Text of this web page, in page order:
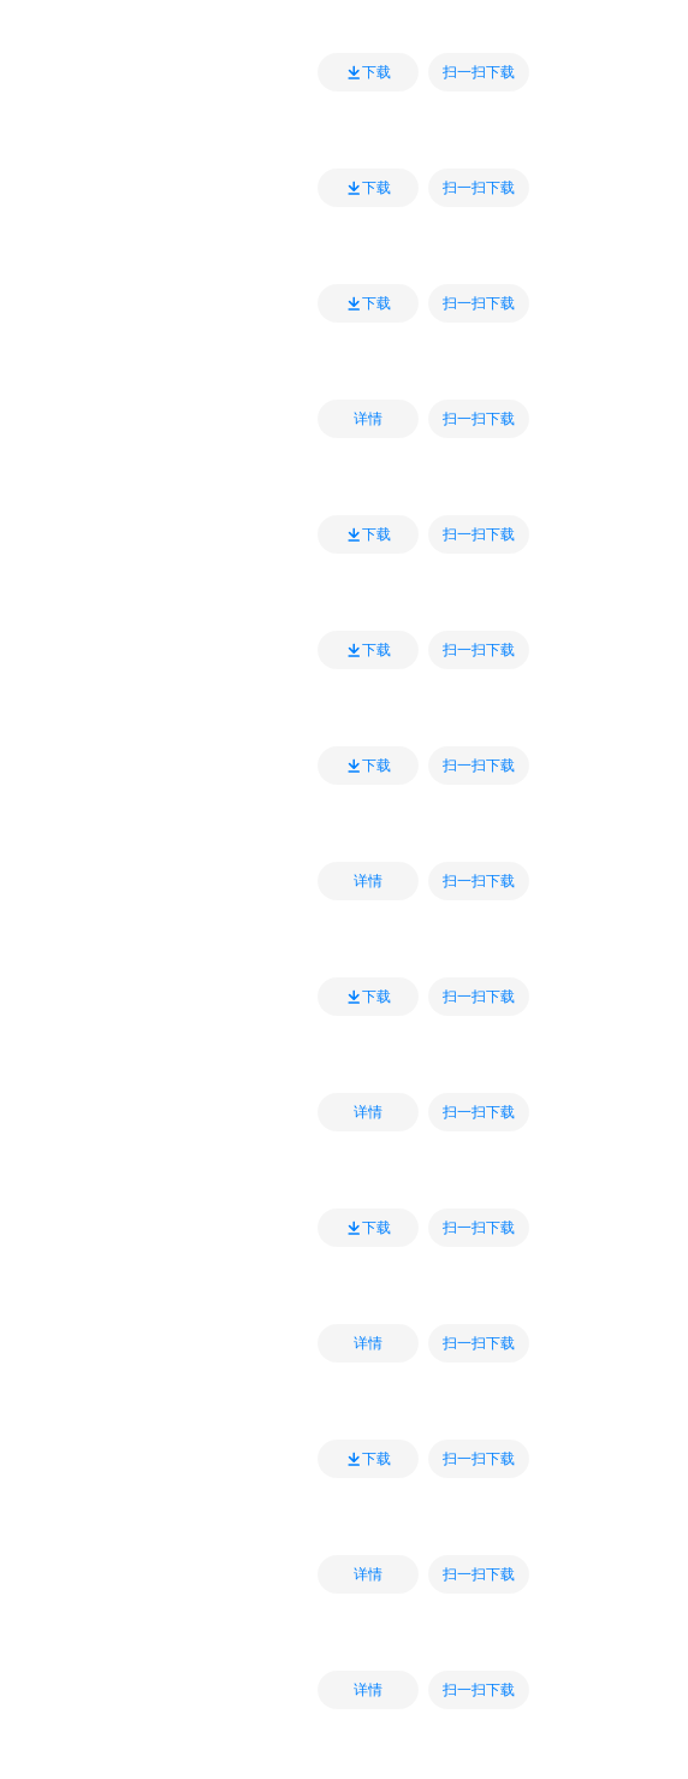
下载 扫一扫下载
下载 扫一扫下载
下载 扫一扫下载
详情 扫一扫下载
下载 扫一扫下载
下载 扫一扫下载
下载 扫一扫下载
详情 扫一扫下载
下载 扫一扫下载
详情 扫一扫下载
下载 扫一扫下载
详情 扫一扫下载
下载 扫一扫下载
详情 扫一扫下载
详情 扫一扫下载